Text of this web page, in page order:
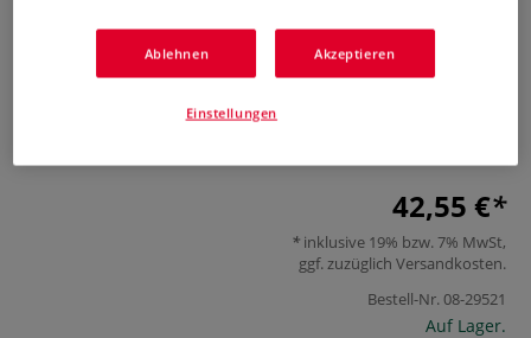
Der Talens Aquarellkasten aus Kunststoff enthält: 1
Näpfchen Van Gogh Aqaurellfarbe und je eine Tube
42,55 €
inklusive 19% bzw. 7% MwSt,
ggf. zuzüglich Versandkosten.
Bestell-Nr.08-29521
Auf Lager.
Ablehnen Akzeptieren
Einstellungen